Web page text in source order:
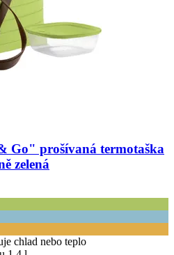
Go" prošívaná termotaška
zelená
chlad nebo teplo